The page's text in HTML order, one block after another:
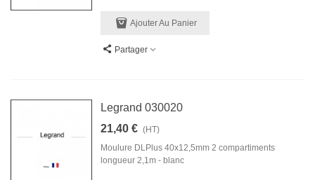
Ajouter Au Panier
Partager
Legrand 030020
21,40 € (HT)
Moulure DLPlus 40x12,5mm 2 compartiments
longueur 2,1m - blanc